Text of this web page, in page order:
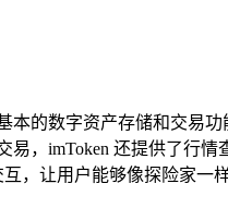
的数字资产存储和交易
，imToken 还提供了行
，让用户能够像探险家一